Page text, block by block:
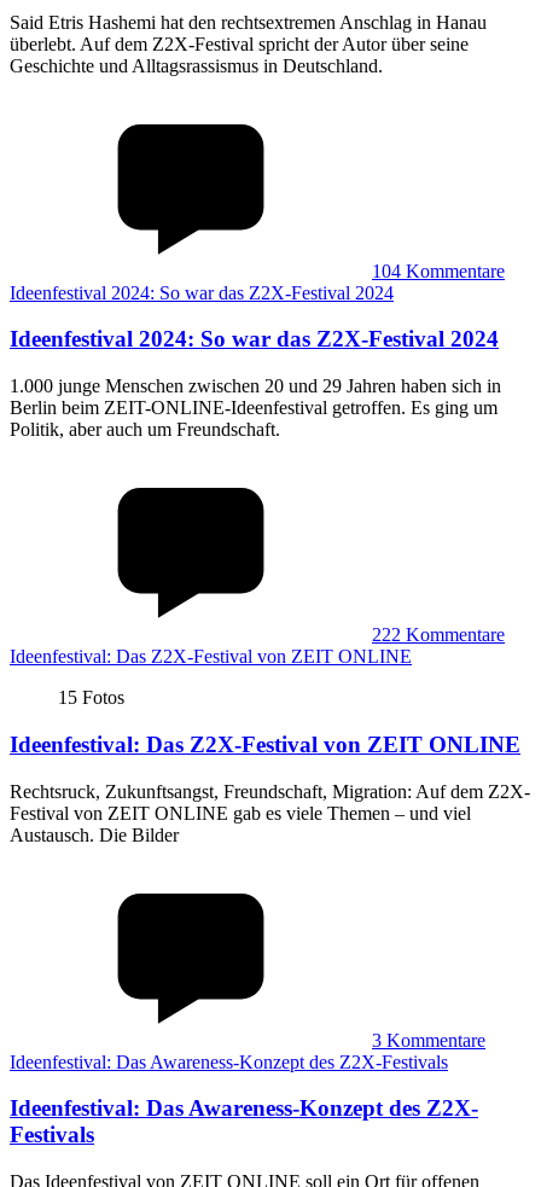
Said Etris Hashemi hat den rechtsextremen Anschlag in Hanau
überlebt. Auf dem Z2X-Festival spricht der Autor über seine
Geschichte und Alltagsrassismus in Deutschland.
104 Kommentare
Ideenfestival 2024: So war das Z2X-Festival 2024
Ideenfestival 2024: So war das Z2X-Festival 2024
1.000 junge Menschen zwischen 20 und 29 Jahren haben sich in
Berlin beim ZEIT-ONLINE-Ideenfestival getroffen. Es ging um
Politik, aber auch um Freundschaft.
222 Kommentare
Ideenfestival: Das Z2X-Festival von ZEIT ONLINE
15 Fotos
Ideenfestival: Das Z2X-Festival von ZEIT ONLINE
Rechtsruck, Zukunftsangst, Freundschaft, Migration: Auf dem Z2X-
Festival von ZEIT ONLINE gab es viele Themen – und viel
Austausch. Die Bilder
3 Kommentare
Ideenfestival: Das Awareness-Konzept des Z2X-Festivals
Ideenfestival: Das Awareness-Konzept des Z2X-
Festivals
Das Ideenfestival von ZEIT ONLINE soll ein Ort für offenen